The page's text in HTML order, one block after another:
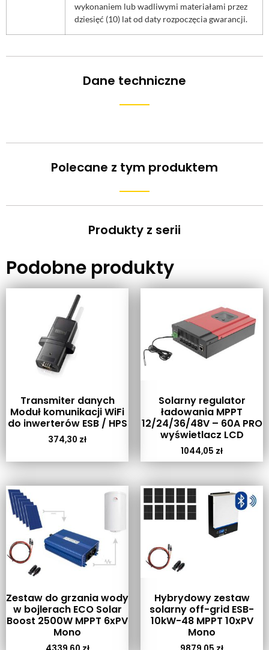
wykonaniem lub wadliwymi materiałami przez
dziesięć (10) lat od daty rozpoczęcia gwarancji.
Dane techniczne
Polecane z tym produktem
Produkty z serii
Podobne produkty
Transmiter danych
Moduł komunikacji WiFi
do inwerterów ESB / HPS
374,30 zł
Solarny regulator
ładowania MPPT
12/24/36/48V – 60A PRO
wyświetlacz LCD
1044,05 zł
Zestaw do grzania wody
w bojlerach ECO Solar
Boost 2500W MPPT 6xPV
Mono
Hybrydowy zestaw
solarny off-grid ESB-
10kW-48 MPPT 10xPV
Mono